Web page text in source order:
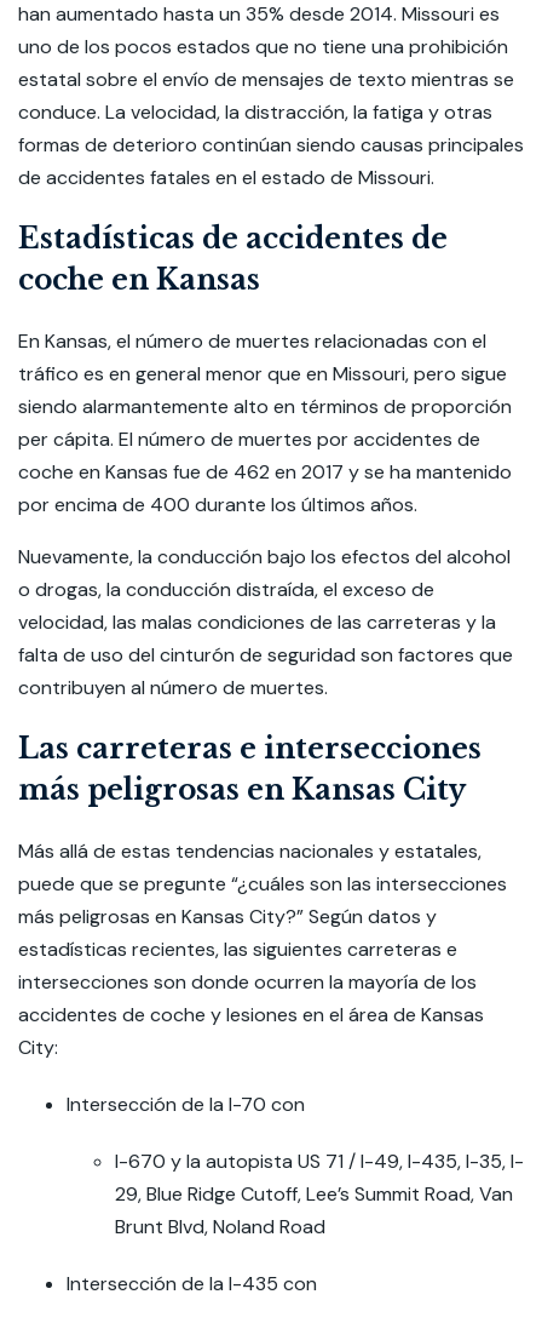
han aumentado hasta un 35% desde 2014. Missouri es
uno de los pocos estados que no tiene una prohibición
estatal sobre el envío de mensajes de texto mientras se
conduce. La velocidad, la distracción, la fatiga y otras
formas de deterioro continúan siendo causas principales
de accidentes fatales en el estado de Missouri.
Estadísticas de accidentes de
coche en Kansas
En Kansas, el número de muertes relacionadas con el
tráfico es en general menor que en Missouri, pero sigue
siendo alarmantemente alto en términos de proporción
per cápita. El número de muertes por accidentes de
coche en Kansas fue de 462 en 2017 y se ha mantenido
por encima de 400 durante los últimos años.
Nuevamente, la conducción bajo los efectos del alcohol
o drogas, la conducción distraída, el exceso de
velocidad, las malas condiciones de las carreteras y la
falta de uso del cinturón de seguridad son factores que
contribuyen al número de muertes.
Las carreteras e intersecciones
más peligrosas en Kansas City
Más allá de estas tendencias nacionales y estatales,
puede que se pregunte “¿cuáles son las intersecciones
más peligrosas en Kansas City?” Según datos y
estadísticas recientes, las siguientes carreteras e
intersecciones son donde ocurren la mayoría de los
accidentes de coche y lesiones en el área de Kansas
City:
Intersección de la I-70 con
I-670 y la autopista US 71 / I-49, I-435, I-35, I-
29, Blue Ridge Cutoff, Lee’s Summit Road, Van
Brunt Blvd, Noland Road
Intersección de la I-435 con